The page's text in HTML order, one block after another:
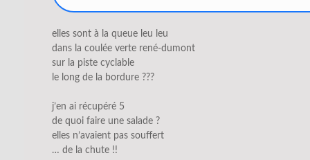
elles sont à la queue leu leu
dans la coulée verte rené-dumont
sur la piste cyclable
le long de la bordure ???
j’en ai récupéré 5
de quoi faire une salade ?
elles n’avaient pas souffert
… de la chute !!